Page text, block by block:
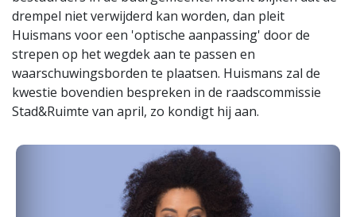
drempel niet verwijderd kan worden, dan pleit
Huismans voor een 'optische aanpassing' door de
strepen op het wegdek aan te passen en
waarschuwingsborden te plaatsen. Huismans zal de
kwestie bovendien bespreken in de raadscommissie
Stad&Ruimte van april, zo kondigt hij aan.